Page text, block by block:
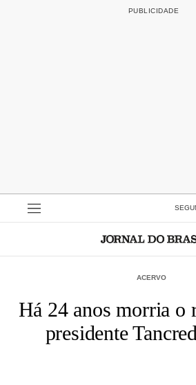
ACERVO
Há 24 anos morria o
presidente